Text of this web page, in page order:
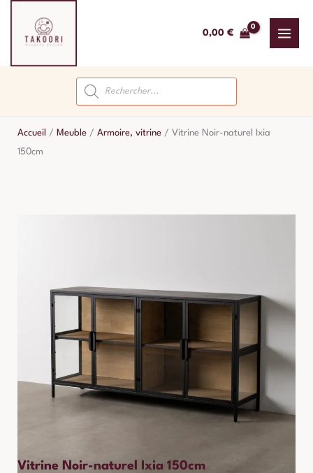
contenu
0,00 €
Recherche
de
produits
Accueil / Meuble / Armoire, vitrine / Vitrine Noir-naturel Ixia
150cm
Vitrine Noir-naturel Ixia 150cm